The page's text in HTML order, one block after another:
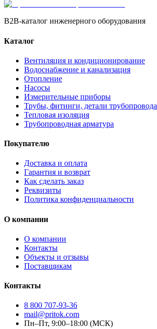
B2B-каталог инженерного оборудования
Каталог
Вентиляция и кондиционирование
Водоснабжение и канализация
Отопление
Насосы
Измерительные приборы
Трубы, фитинги, детали трубопровода
Тепловая изоляция
Трубопроводная арматура
Покупателю
Доставка и оплата
Гарантия и возврат
Как сделать заказ
Реквизиты
Политика конфиденциальности
О компании
О компании
Контакты
Объекты и отзывы
Поставщикам
Контакты
8 800 707-93-36
mail@pritok.com
Пн–Пт, 9:00–18:00 (МСК)